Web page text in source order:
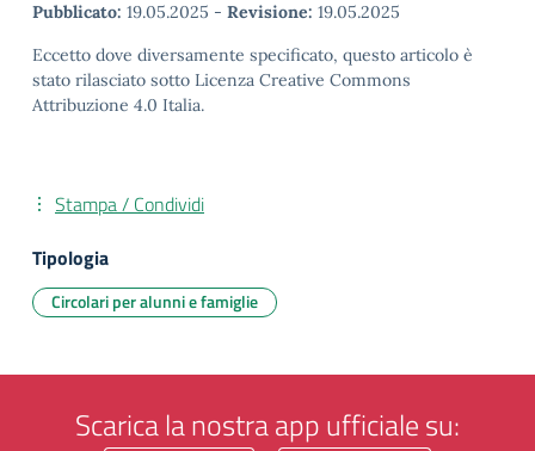
Pubblicato: 19.05.2025 - Revisione: 19.05.2025
Eccetto dove diversamente specificato, questo articolo è
stato rilasciato sotto Licenza Creative Commons
Attribuzione 4.0 Italia.
Stampa / Condividi
Tipologia
Circolari per alunni e famiglie
Scarica la nostra app ufficiale su: